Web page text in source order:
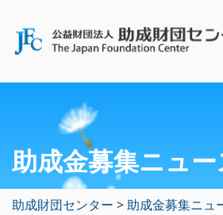
助成金募集ニュー
助成財団センター >助成金募集ニュ